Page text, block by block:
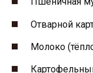
Отварной
Молоко